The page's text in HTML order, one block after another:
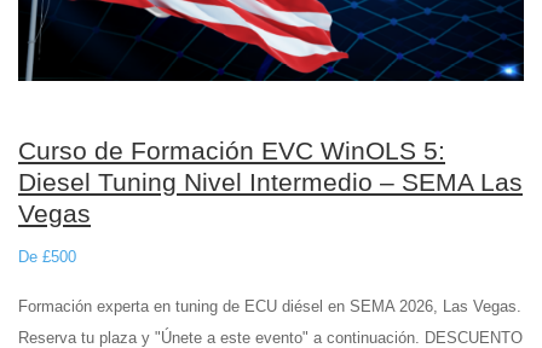
Curso de Formación EVC WinOLS 5:
Diesel Tuning Nivel Intermedio – SEMA Las
Vegas
De £500
Formación experta en tuning de ECU diésel en SEMA 2026, Las Vegas.
Reserva tu plaza y "Únete a este evento" a continuación. DESCUENTO